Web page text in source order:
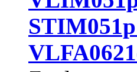
STIM051p